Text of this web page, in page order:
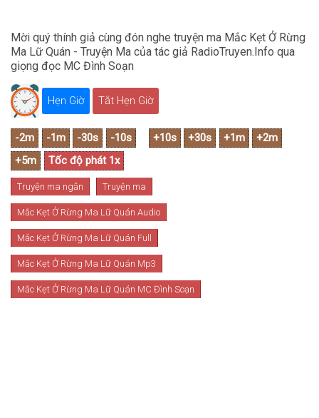
Mời quý thính giả cùng đón nghe truyện ma Mắc Kẹt Ở Rừng
Ma Lữ Quán - Truyện Ma của tác giả RadioTruyen.Info qua
giọng đọc MC Đình Soạn
Hẹn Giờ Tắt Hẹn Giờ
Truyện ma ngắn Truyện ma
Mắc Kẹt Ở Rừng Ma Lữ Quán Audio
Mắc Kẹt Ở Rừng Ma Lữ Quán Full
Mắc Kẹt Ở Rừng Ma Lữ Quán Mp3
Mắc Kẹt Ở Rừng Ma Lữ Quán MC Đình Soạn